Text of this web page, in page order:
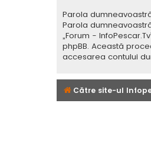
Parola
Parola
„Forum -
phpBB. Această
accesarea contului
Către site-ul